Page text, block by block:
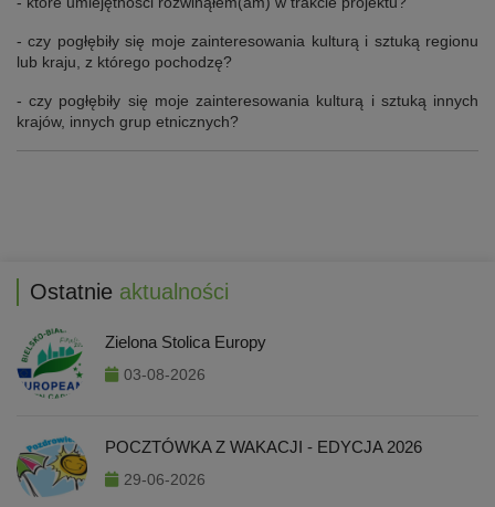
- czy pogłębiły się moje zainteresowania kulturą i sztuką regionu
lub kraju, z którego pochodzę?
- czy pogłębiły się moje zainteresowania kulturą i sztuką innych
krajów, innych grup etnicznych?
Ostatnie aktualności
Zielona Stolica Europy
03-08-2026
POCZTÓWKA Z WAKACJI - EDYCJA 2026
29-06-2026